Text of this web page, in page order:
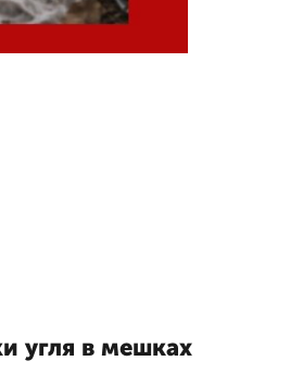
угля в мешках